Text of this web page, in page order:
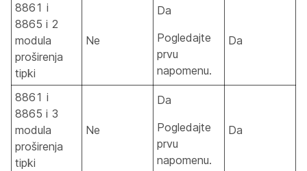
8861 i
8865 i 2
modula
proširenja
tipki
Ne
Da
Pogledajte
prvu
napomenu.
Da
8861 i
8865 i 3
modula
proširenja
tipki
Ne
Da
Pogledajte
prvu
napomenu.
Da